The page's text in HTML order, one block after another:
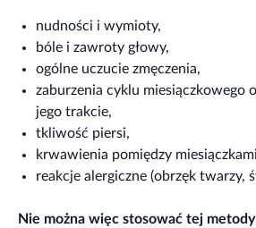
nudności i wymioty,
bóle i zawroty głowy,
ogólne uczucie zmęczenia,
zaburzenia cyklu miesiączkowego
jego trakcie,
tkliwość piersi,
krwawienia pomiędzy
reakcje alergiczne (obrzęk twarzy,
Nie można więc stosować tej